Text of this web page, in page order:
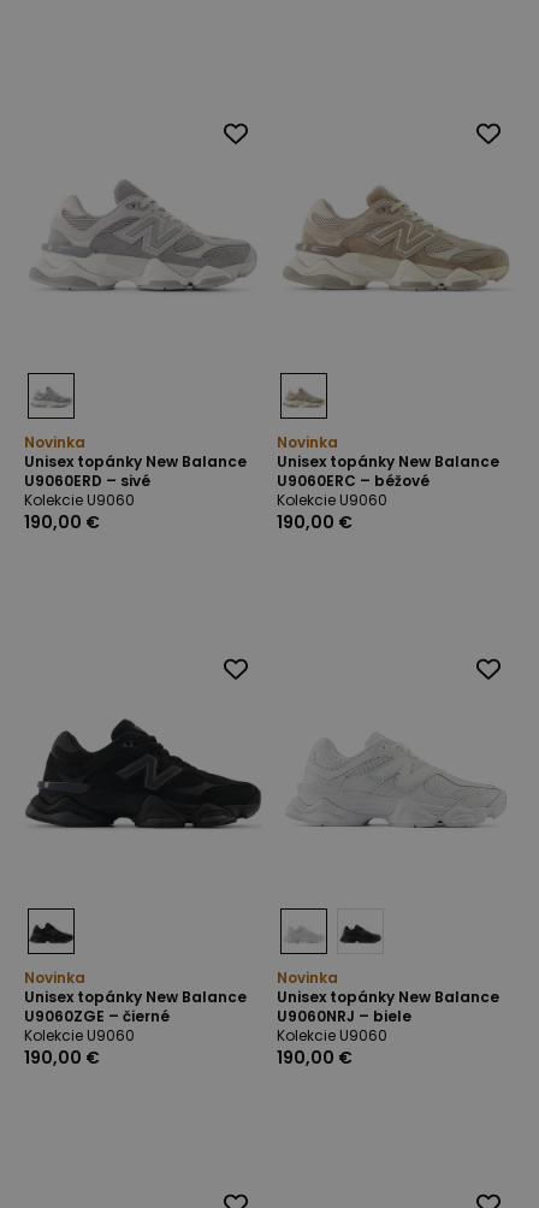
Novinka
Unisex topánky New Balance
U9060ERD – sivé
Kolekcie U9060
190,00 €
Novinka
Unisex topánky New Balance
U9060ERC – béžové
Kolekcie U9060
190,00 €
Novinka
Unisex topánky New Balance
U9060ZGE – čierné
Kolekcie U9060
190,00 €
Novinka
Unisex topánky New Balance
U9060NRJ – biele
Kolekcie U9060
190,00 €